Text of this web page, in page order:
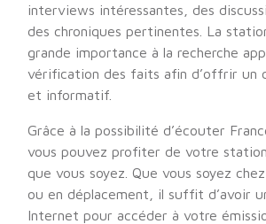
interviews intéressantes, des
des chroniques pertinentes. La
grande importance à la recherche
vérification des faits afin d’offrir un
et informatif.
Grâce à la possibilité d’écouter
vous pouvez profiter de votre
que vous soyez. Que vous soyez
ou en déplacement, il suffit d’avoir
Internet pour accéder à votre